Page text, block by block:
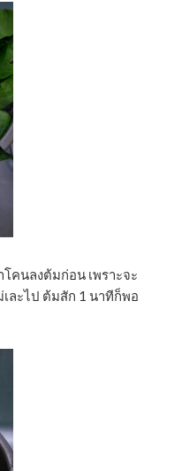
คนลงต้มก่อน เพราะจะ
ละไป ต้มสัก 1 นาทีก็พอ